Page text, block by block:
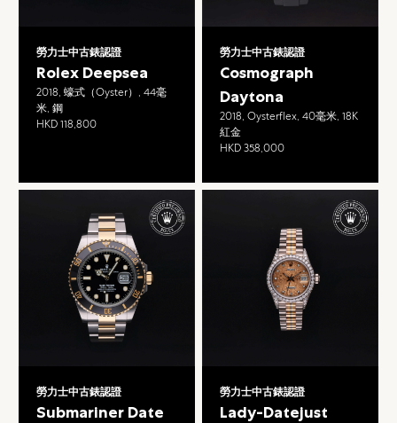
勞力士中古錶認證
Rolex Deepsea
2018, 蠔式（Oyster）, 44毫
米, 鋼
HKD 118,800
勞力士中古錶認證
Cosmograph
Daytona
2018, Oysterflex, 40毫米, 18K
紅金
HKD 358,000
勞力士中古錶認證
Submariner Date
勞力士中古錶認證
Lady-Datejust